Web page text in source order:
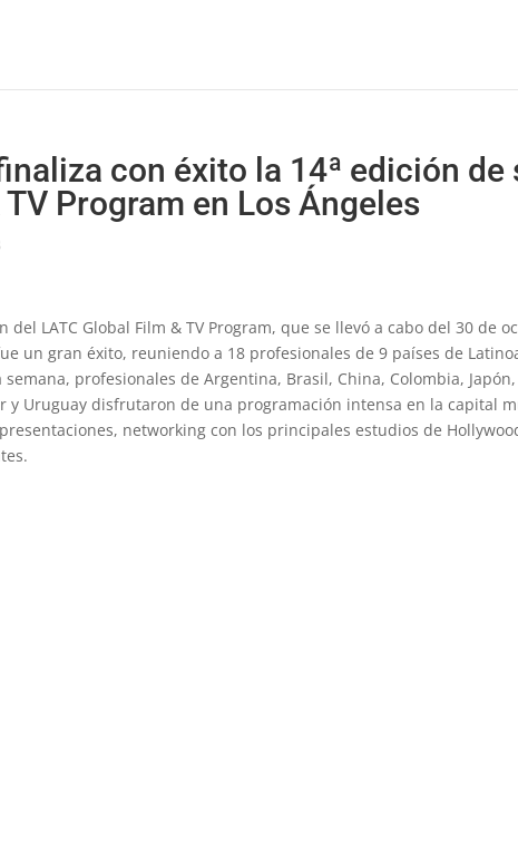
con éxito la 14ª edición de
TV Program en Los Ángeles
del LATC Global Film & TV Program, que se llevó a cabo del 30 de
un gran éxito, reuniendo a 18 profesionales de 9 países de
semana, profesionales de Argentina, Brasil, China, Colombia,
y Uruguay disfrutaron de una programación intensa en la capital
networking con los principales estudios de